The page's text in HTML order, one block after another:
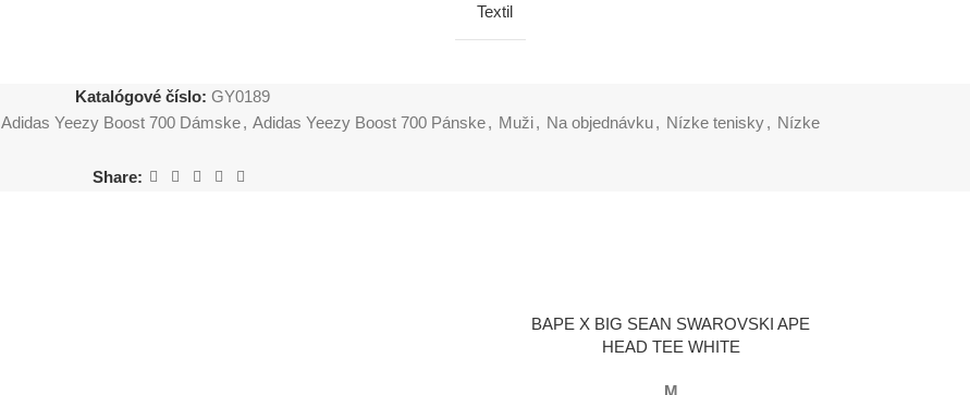
Textil
Katalógové číslo: GY0189
Adidas Yeezy Boost 700 Dámske, Adidas Yeezy Boost 700 Pánske, Muži, Na objednávku, Nízke tenisky, Nízke
Share:
VÝBER MOŽNOSTÍ
BAPE X BIG SEAN SWAROVSKI APE
HEAD TEE WHITE
M